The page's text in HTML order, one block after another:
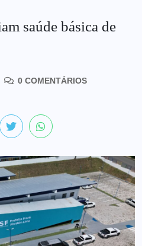
saúde básica de
0 COMENTÁRIOS